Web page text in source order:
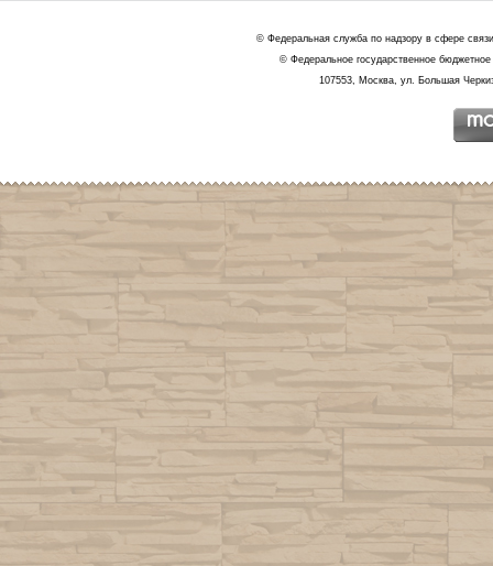
© Федеральная служба по надзору в сфере
© Федеральное государственное
107553, Москва, ул. Большая